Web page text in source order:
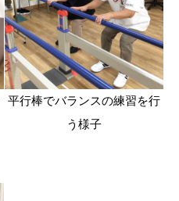
平行棒でバランスの練習を行
う様子